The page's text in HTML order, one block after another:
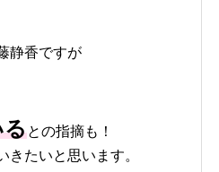
静香ですが
るとの指摘も！
たいと思います。